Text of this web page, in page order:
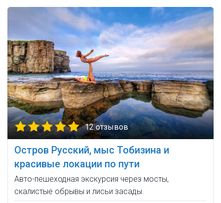
12 отзывов
Остров Русский, мыс Тобизина и
красивые локации по пути
Авто-пешеходная экскурсия через мосты,
скалистые обрывы и лисьи засады.